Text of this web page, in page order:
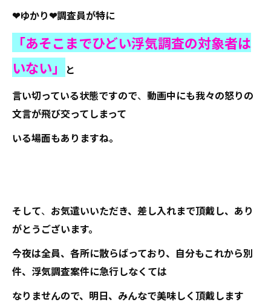
❤ゆかり❤調査員が特に
「あそこまでひどい浮気調査の対象者は
いない」
と
言い切っている状態ですので、 動画中にも我々の怒りの
文言が飛び交ってしまって
いる場面もありますね。
そして、 お気遣いいただき、差し入れまで頂戴し、あり
がとうございます。
今夜は全員、各所に散らばっており、自分もこれから別
件、浮気調査案件に急行しなくては
なりませんので、明日、みんなで美味しく頂戴します